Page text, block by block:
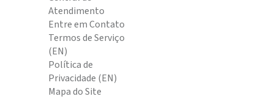
Atendimento
Entre em Contato
Termos de Serviço
(EN)
Política de
Privacidade (EN)
Mapa do Site